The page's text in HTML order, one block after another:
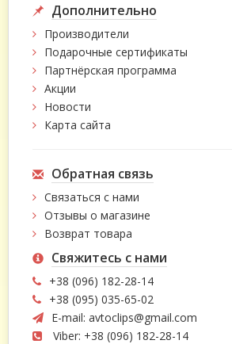
Дополнительно
Производители
Подарочные сертификаты
Партнёрская программа
Акции
Новости
Карта сайта
Обратная связь
Связаться с нами
Отзывы о магазине
Возврат товара
Свяжитесь с нами
+38 (096) 182-28-14
+38 (095) 035-65-02
E-mail: avtoclips@gmail.com
Viber: +38 (096) 182-28-14